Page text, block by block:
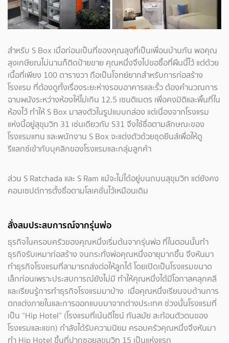
สำหรับ S Box เมื่อก่อนเป็นที่ของคุณลุงที่เป็นเพื่อนบ้านกัน พอคุณ
ลุงเกษียณไม่นานก็ติดป้ายขาย คุณหนึ่งจึงไปขอซื้อที่ผืนนี้ไว้ แต่ด้วย
เนื้อที่เพียง 100 ตารางวา ถือเป็นโจทย์ยากสำหรับการก่อสร้าง
โรงแรม ที่ต้องดูทั้งเรื่องระยะห่างรอบอาคารและรั้ว ต้องคำนวณการ
ฉาบผนังระหว่างห้องให้ไม่เกิน 12.5 เซนติเมตร เพื่อคงมิติและพื้นที่ใน
ห้องไว้ ทำให้ S Box มาลงตัวในรูปแบบกล่อง แต่เนื่องจากโรงแรม
แห่งนี้อยู่สุขุมวิท 31 เช่นเดียวกับ S31 จึงใช้ชื่อตามลักษณะของ
โรงแรมแทน และพนักงาน S Box จะแต่งตัวด้วยชุดยีนส์เพื่อให้ดู
รีแลกซ์เข้ากับบุคลิกของโรงแรมและกลุ่มลูกค้า
ส่วน S Ratchada และ S Ram แม้จะไม่ได้อยู่บนถนนสุขุมวิท แต่ยังคง
คอนเซปต์การตั้งชื่อตามโลเคชั่นไว้เหมือนเดิม
สั่งสมประสบการณ์จากรุ่นพ่อ
ธุรกิจในครอบครัวของคุณหนึ่งเริ่มต้นจากรุ่นพ่อ ที่ในตอนนั้นทำ
ธุรกิจรับเหมาก่อสร้าง จนกระทั่งพ่อคุณหนึ่งอายุมากขึ้น จึงหันมา
ทำธุรกิจโรงแรมที่สามารถส่งต่อให้ลูกได้ โดยเปิดเป็นโรงแรมขนาด
เล็กก่อนเพราะประสบการณ์ยังไม่มี ทำให้คุณหนึ่งได้มีโอกาสคลุกคลี
และเรียนรู้การทำธุรกิจโรงแรมมาบ้าง เมื่อคุณหนึ่งเรียนจบด้านการ
ตกแต่งภายในและการออกแบบมาจากต่างประเทศ ช่วงนั้นโรงแรมที่
เป็น “Hip Hotel” (โรงแรมที่เน้นดีไซน์ ทันสมัย สะท้อนตัวตนของ
โรงแรมและแขก) กำลังได้รับความนิยม ครอบครัวคุณหนึ่งจึงหันมา
ทำ Hip Hotel ขึ้นที่ปากซอยสุขุมวิท 15 เป็นแห่งแรก